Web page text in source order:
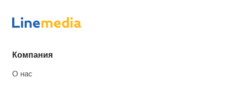
Компания
О нас